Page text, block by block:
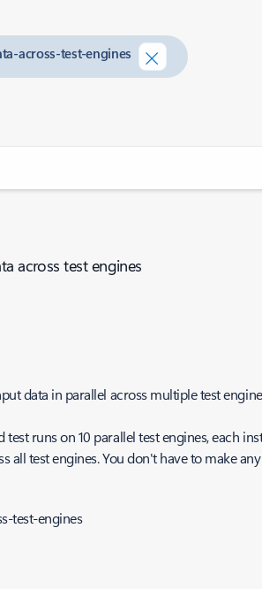
across-test-engines
across test engines
data in parallel across multiple test
runs on 10 parallel test engines, each
all test engines. You don't have to make
test-engines